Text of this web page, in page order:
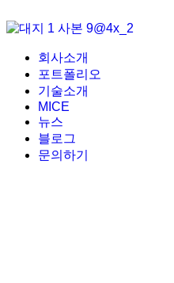
회사소개
포트폴리오
기술소개
MICE
뉴스
블로그
문의하기